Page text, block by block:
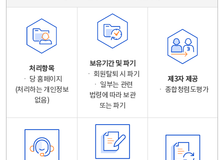
처리항목
ㆍ 당 홈페이지
(처리하는 개인정보
없음)
보유기간 및 파기
ㆍ 회원탈퇴 시 파기
ㆍ 일부는 관련
법령에 따라 보관
또는 파기
제3자 제공
ㆍ 종합청렴도평가